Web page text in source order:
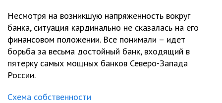
Несмотря на возникшую напряженность вокруг
банка, ситуация кардинально не сказалась на его
финансовом положении. Все понимали – идет
борьба за весьма достойный банк, входящий в
пятерку самых мощных банков Северо-Запада
России.
Схема собственности